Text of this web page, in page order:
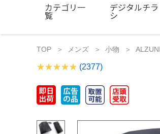
カテゴリ一
覧
デジタルチラ
シ
TOP メンズ 小物
(2377)